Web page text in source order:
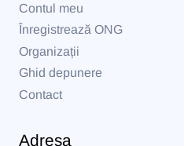
Contul meu
Înregistrează ONG
Organizații
Ghid depunere
Contact
Adresa